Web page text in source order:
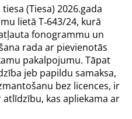
(Tiesa) 2026.gada
lietā T‑643/24, kurā
fonogrammu un
rada ar pievienotās
pakalpojumu. Tāpat
jeb papildu samaksa,
bez licences, ir
kas apliekama ar